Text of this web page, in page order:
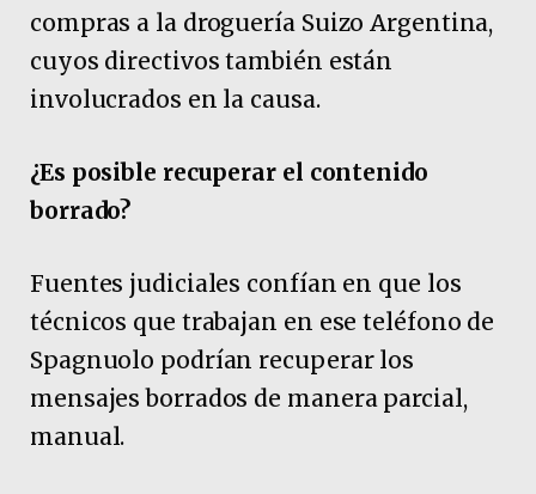
compras a la droguería Suizo Argentina,
cuyos directivos también están
involucrados en la causa.
¿Es posible recuperar el contenido
borrado?
Fuentes judiciales confían en que los
técnicos que trabajan en ese teléfono de
Spagnuolo podrían recuperar los
mensajes borrados de manera parcial,
manual.